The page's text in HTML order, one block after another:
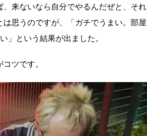
、来ないなら自分でやるんだぜと、それ
思うのですが、「ガチでうまい。部屋
」という結果が出ました。
ツです。